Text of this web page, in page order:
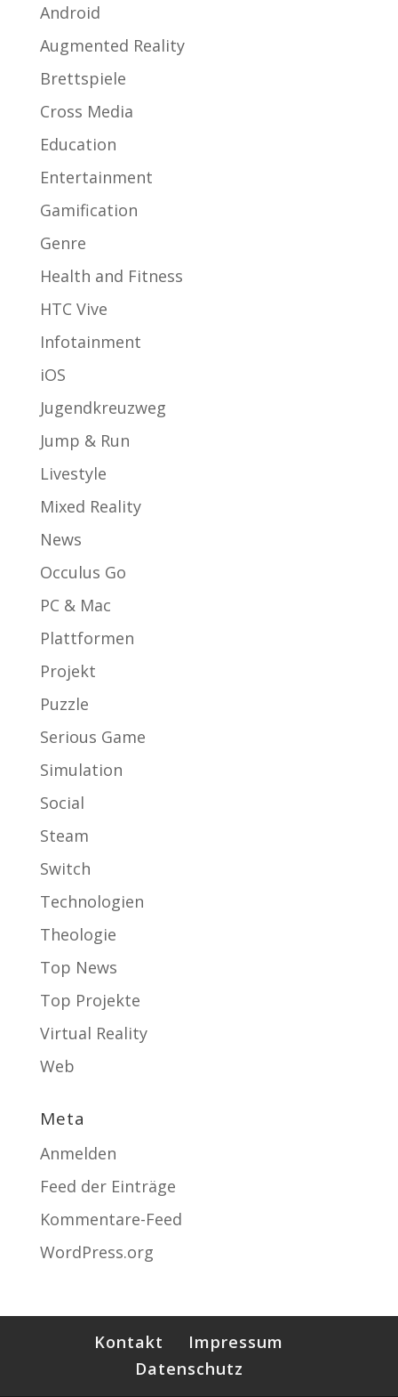
Android
Augmented Reality
Brettspiele
Cross Media
Education
Entertainment
Gamification
Genre
Health and Fitness
HTC Vive
Infotainment
iOS
Jugendkreuzweg
Jump & Run
Livestyle
Mixed Reality
News
Occulus Go
PC & Mac
Plattformen
Projekt
Puzzle
Serious Game
Simulation
Social
Steam
Switch
Technologien
Theologie
Top News
Top Projekte
Virtual Reality
Web
Meta
Anmelden
Feed der Einträge
Kommentare-Feed
WordPress.org
Kontakt
Impressum
Datenschutz